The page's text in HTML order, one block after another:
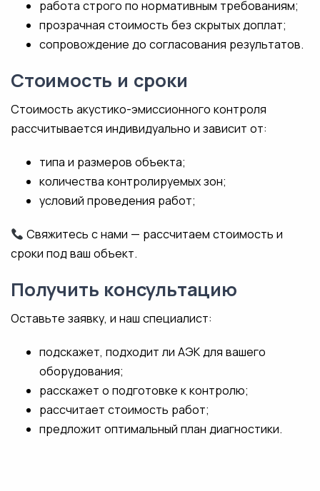
работа строго по нормативным требованиям;
прозрачная стоимость без скрытых доплат;
сопровождение до согласования результатов.
Стоимость и сроки
Стоимость акустико-эмиссионного контроля
рассчитывается индивидуально и зависит от:
типа и размеров объекта;
количества контролируемых зон;
условий проведения работ;
Свяжитесь с нами — рассчитаем стоимость и
сроки под ваш объект.
Получить консультацию
Оставьте заявку, и наш специалист:
подскажет, подходит ли АЭК для вашего
оборудования;
расскажет о подготовке к контролю;
рассчитает стоимость работ;
предложит оптимальный план диагностики.